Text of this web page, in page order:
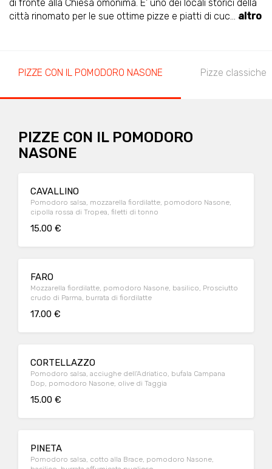
di fronte alla Chiesa omonima. E' uno dei locali storici della
città rinomato per le sue ottime pizze e piatti di cuc... altro
PIZZE CON IL POMODORO NASONE Pizze classiche
PIZZE CON IL POMODORO
NASONE
CAVALLINO
Pomodoro salsa, mozzarella fiordilatte, pomodoro Nasone,
cipolla rossa di Tropea, filetti di tonno
15.00 €
FARO
Mozzarella fiordilatte, pomodoro Nasone, basilico, Prosciutto
crudo di Parma, burrata di fiordilatte
17.00 €
CORTELLAZZO
Pomodoro salsa, acciughe dell'Adriatico, bufala Campana
Dop, pomodoro Nasone, olive di Taggia
15.00 €
PINETA
Pomodoro salsa, cotto alla Brace, pomodoro Nasone,